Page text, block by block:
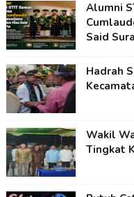
Alumni
Said
Hadrah
Wakil
Tingkat